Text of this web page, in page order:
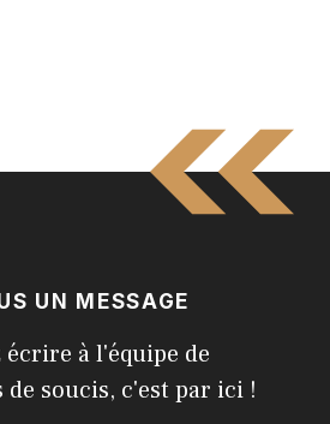
UN MESSAGE
à l'équipe de
de soucis, c'est par ici !